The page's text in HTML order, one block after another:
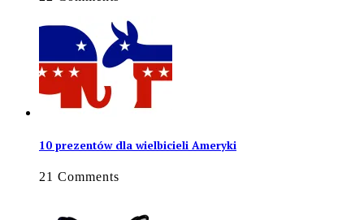
10 prezentów dla wielbicieli Ameryki
21 Comments